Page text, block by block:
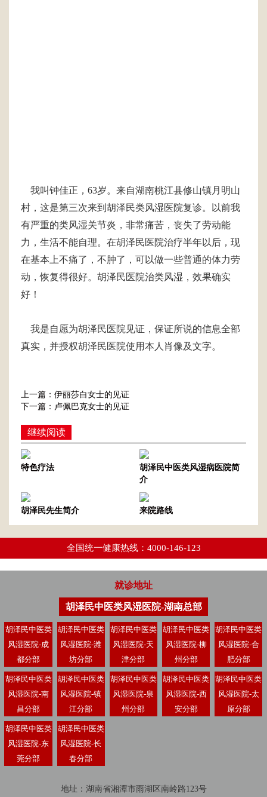
我叫钟佳正，63岁。来自湖南桃江县修山镇月明山
村，这是第三次来到胡泽民类风湿医院复诊。以前我
有严重的类风湿关节炎，非常痛苦，丧失了劳动能
力，生活不能自理。在胡泽民医院治疗半年以后，现
在基本上不痛了，不肿了，可以做一些普通的体力劳
动，恢复得很好。胡泽民医院治类风湿，效果确实
好！
我是自愿为胡泽民医院见证，保证所说的信息全部
真实，并授权胡泽民医院使用本人肖像及文字。
上一篇：伊丽莎白女士的见证
下一篇：卢佩巴克女士的见证
继续阅读
特色疗法
胡泽民中医类风湿病医院简
介
胡泽民先生简介 来院路线
全国统一健康热线：4000-146-123
就诊地址
胡泽民中医类风湿医院-湖南总部
胡泽民中医类
风湿医院-成
都分部
胡泽民中医类
风湿医院-潍
坊分部
胡泽民中医类
风湿医院-天
津分部
胡泽民中医类
风湿医院-柳
州分部
胡泽民中医类
风湿医院-合
肥分部
胡泽民中医类
风湿医院-南
昌分部
胡泽民中医类
风湿医院-镇
江分部
胡泽民中医类
风湿医院-泉
州分部
胡泽民中医类
风湿医院-西
安分部
胡泽民中医类
风湿医院-太
原分部
胡泽民中医类
风湿医院-东
莞分部
胡泽民中医类
风湿医院-长
春分部
地址：湖南省湘潭市雨湖区南岭路123号